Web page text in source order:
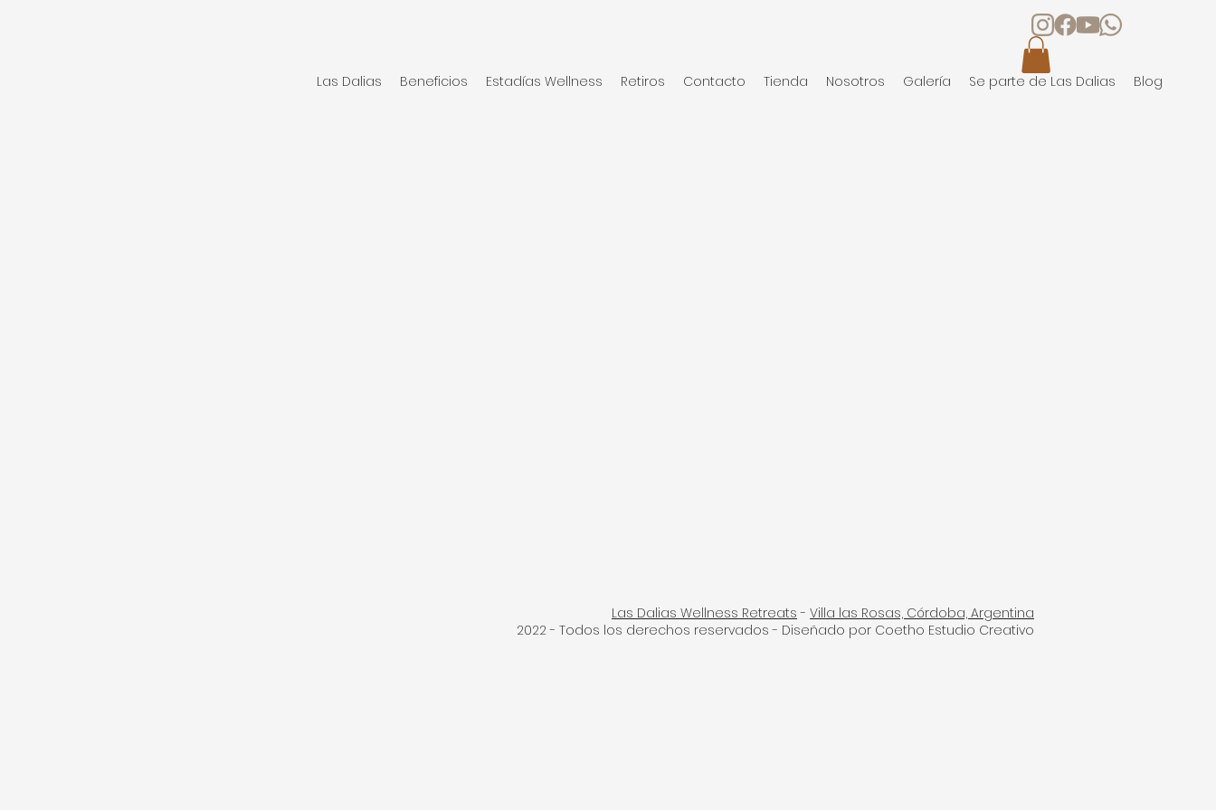
Las Dalias Beneficios Estadías Wellness Retiros Contacto Tienda Nosotros Galería Se parte de Las Dalias Blog
Las Dalias Wellness Retreats - Villa las Rosas, Córdoba, Argentina
2022 - Todos los derechos reservados - Diseñado por Coetho Estudio Creativo